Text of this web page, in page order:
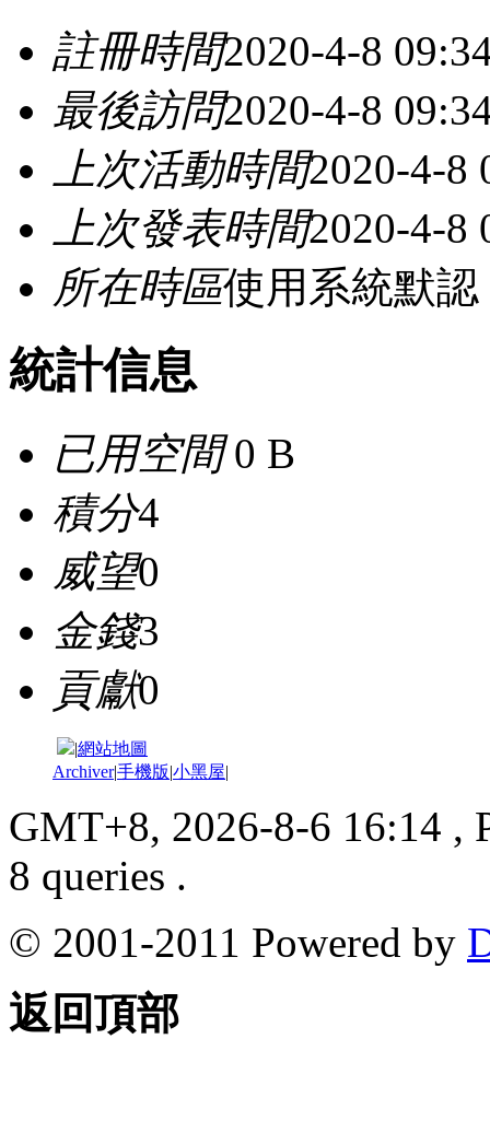
註冊時間2020-4-8
最後訪問2020-4-8
上次活動時間2020-4-8
上次發表時間2020-4-8
所在時區使用系統默認
統計信息
已用空間0 B
積分4
威望0
金錢3
貢獻0
|網站地圖
Archiver|手機版|小黑屋|
GMT+8, 2026-8-6 16:14 ,
8 queries .
© 2001-2011 Powered by
返回頂部